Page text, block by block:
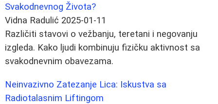
Svakodnevnog Života?
Vidna Radulić 2025-01-11
Različiti stavovi o vežbanju, teretani i negovanju
izgleda. Kako ljudi kombinuju fizičku aktivnost sa
svakodnevnim obavezama.
Neinvazivno Zatezanje Lica: Iskustva sa
Radiotalasnim Liftingom